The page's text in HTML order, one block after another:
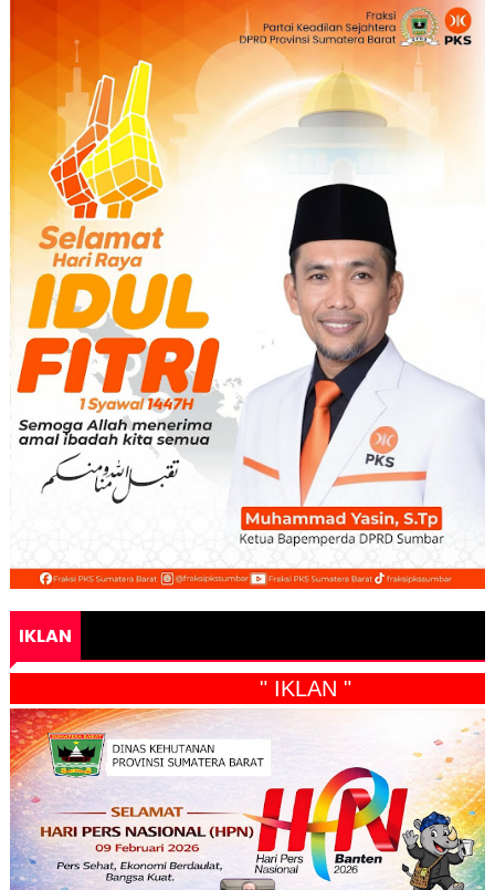
IKLAN
" IKLAN "